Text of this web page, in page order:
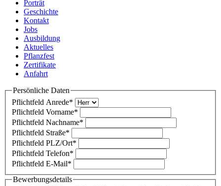
Porträt
Geschichte
Kontakt
Jobs
Ausbildung
Aktuelles
Pflanzfest
Zertifikate
Anfahrt
Persönliche Daten
Pflichtfeld Anrede*
Pflichtfeld Vorname*
Pflichtfeld Nachname*
Pflichtfeld Straße*
Pflichtfeld PLZ/Ort*
Pflichtfeld Telefon*
Pflichtfeld E-Mail*
Bewerbungsdetails